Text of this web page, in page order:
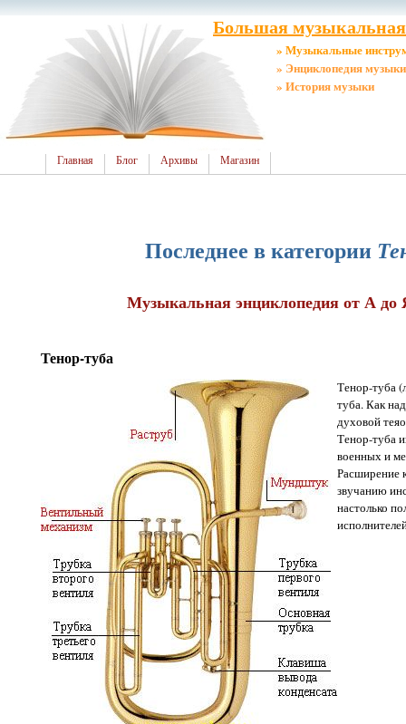
Большая
» Музыкальные
» Энциклопедия музыки
» История музыки
Главная Блог Архивы Магазин
Последнее в категории
Музыкальная энциклопедия от А до
Тенор-туба
Тенор-туба
туба. Как
духовой
Тенор-туба
военных и
Расширение
звучанию
настолько